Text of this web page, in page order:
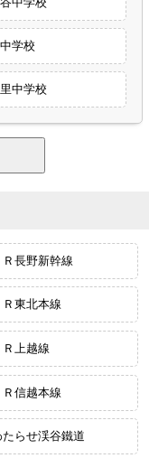
学校
中学校
Ｒ長野新幹線
Ｒ東北本線
Ｒ上越線
Ｒ信越本線
たらせ渓谷鐵道